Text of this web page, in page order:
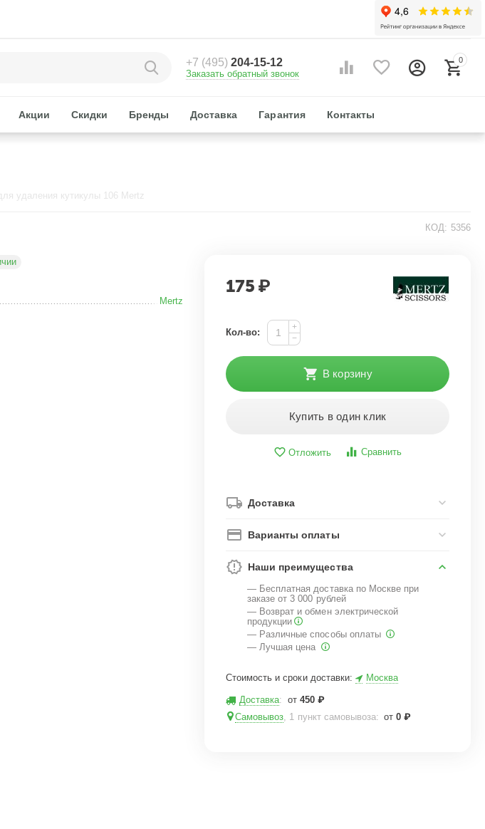
+7 (495)204-15-12
Заказать обратный звонок
0
Акции Скидки Бренды Доставка Гарантия Контакты
удаления кутикулы 106 Mertz
КОД: 5356
Mertz
175 ₽
Кол-во:
+
−
В корзину
Купить в один клик
Отложить Сравнить
Доставка
Варианты оплаты
Наши преимущества
— Бесплатная доставка по Москве при
заказе от 3 000 рублей
— Возврат и обмен электрической
продукции
— Различные способы оплаты
— Лучшая цена
Стоимость и сроки доставки: Москва
Доставка: от 450 ₽
Самовывоз, 1 пункт самовывоза: от 0 ₽